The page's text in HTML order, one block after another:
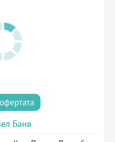
Баня